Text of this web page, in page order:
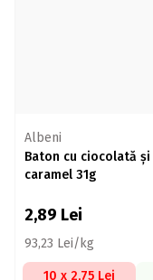
Albeni
Baton cu ciocolată și
caramel 31g
2,89 Lei
93,23 Lei/kg
10 x 2,75 Lei